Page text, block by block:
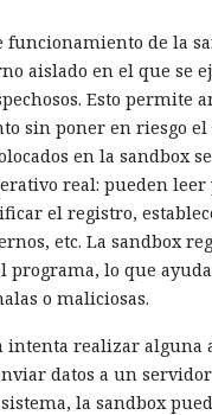
de la
aislado en el que se
Esto permite
sin poner en riesgo
en la sandbox
real: pueden
el registro,
etc. La sandbox
programa, lo que
o maliciosas.
intenta realizar alguna
datos a un
la sandbox